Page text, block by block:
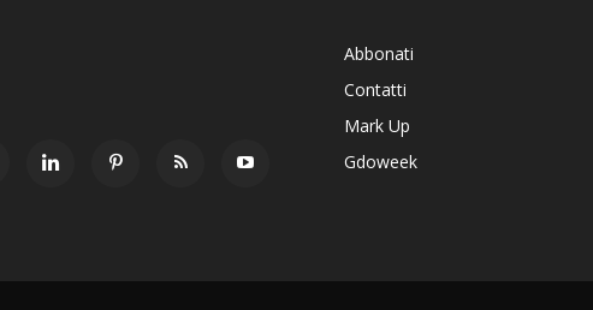
Abbonati
Contatti
Mark Up
Gdoweek